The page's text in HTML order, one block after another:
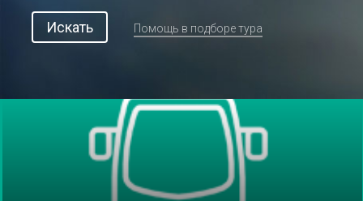
Искать Помощь в подборе тура